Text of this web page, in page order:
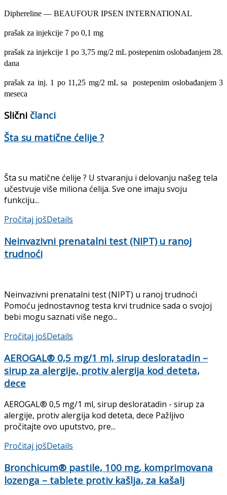
Diphereline — BEAUFOUR IPSEN INTERNATIONAL
prašak za injekcije 7 po 0,1 mg
prašak za injekcije 1 po 3,75 mg/2 mL postepenim oslobađanjem 28.
dana
prašak za inj. 1 po 11,25 mg/2 mL sa postepenim oslobađanjem 3
meseca
Slični članci
Šta su matične ćelije ?
Šta su matične ćelije ? U stvaranju i delovanju našeg tela
učestvuje više miliona ćelija. Sve one imaju svoju
funkciju...
Pročitaj jošDetails
Neinvazivni prenatalni test (NIPT) u ranoj
trudnoći
Neinvazivni prenatalni test (NIPT) u ranoj trudnoći
Pomoću jednostavnog testa krvi trudnice sada o svojoj
bebi mogu saznati više nego...
Pročitaj jošDetails
AEROGAL® 0,5 mg/1 ml, sirup desloratadin –
sirup za alergije, protiv alergija kod deteta,
dece
AEROGAL® 0,5 mg/1 ml, sirup desloratadin - sirup za
alergije, protiv alergija kod deteta, dece Pažljivo
pročitajte ovo uputstvo, pre...
Pročitaj jošDetails
Bronchicum® pastile, 100 mg, komprimovana
lozenga – tablete protiv kašlja, za kašalj